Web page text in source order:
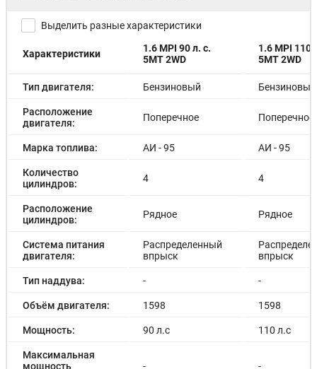
Выделить разные характеристики
Характеристики
1.6 MPI 90 л. с.
5MT 2WD
1.6 MPI 110
5MT 2WD
Тип двигателя: Бензиновый Бензиновый
Расположение
двигателя:
Поперечное Поперечное
Марка топлива: АИ - 95 АИ - 95
Количество
цилиндров:
4 4
Расположение
цилиндров:
Рядное Рядное
Система питания
двигателя:
Распределенный
впрыск
впрыск
Тип наддува: - -
Объём двигателя: 1598 1598
Мощность: 90 л.с 110 л.с
Максимальная
мощность
- -